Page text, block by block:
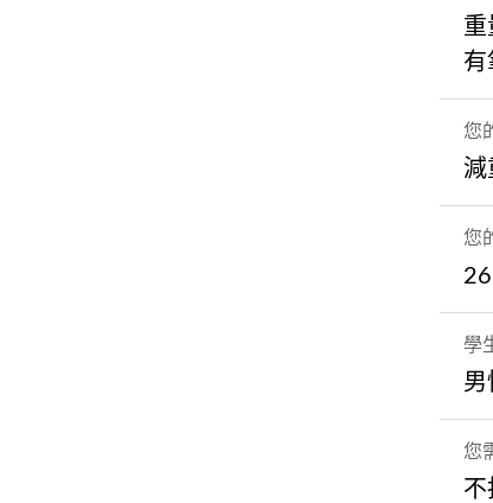
重
有
您
減
您
學
男
您
不